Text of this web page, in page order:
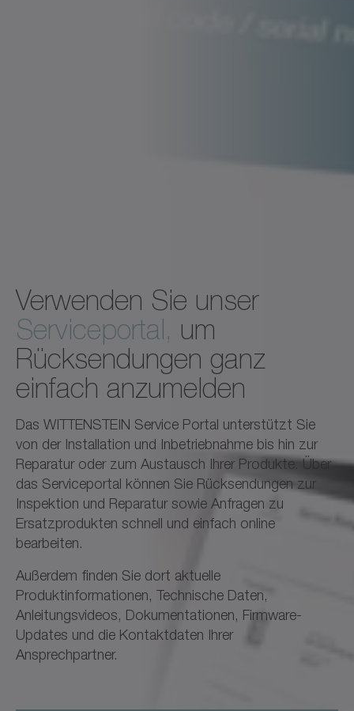
Verwenden Sie unser
Serviceportal, um
Rücksendungen ganz
einfach anzumelden
Das WITTENSTEIN Service Portal unterstützt Sie
von der Installation und Inbetriebnahme bis hin zur
Reparatur oder zum Austausch Ihrer Produkte. Über
das Serviceportal können Sie Rücksendungen zur
Inspektion und Reparatur sowie Anfragen zu
Ersatzprodukten schnell und einfach online
bearbeiten.
Außerdem finden Sie dort aktuelle
Produktinformationen, Technische Daten,
Anleitungsvideos, Dokumentationen, Firmware-
Updates und die Kontaktdaten Ihrer
Ansprechpartner.